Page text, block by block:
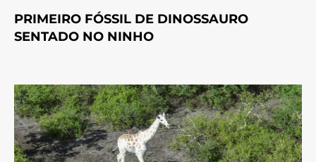
PRIMEIRO FÓSSIL DE DINOSSAURO
SENTADO NO NINHO